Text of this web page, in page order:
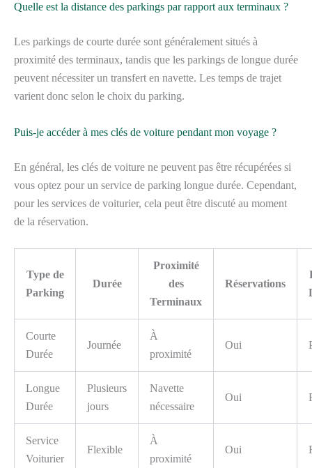
Quelle est la distance des parkings par rapport aux terminaux ?
Les parkings de courte durée sont généralement situés à
proximité des terminaux, tandis que les parkings de longue durée
peuvent nécessiter un transfert en navette. Les temps de trajet
varient donc selon le choix du parking.
Puis-je accéder à mes clés de voiture pendant mon voyage ?
En général, les clés de voiture ne peuvent pas être récupérées si
vous optez pour un service de parking longue durée. Cependant,
pour les services de voiturier, cela peut être discuté au moment
de la réservation.
Type de
Parking
Durée
Proximité
des
Terminaux
Réservations
Courte
Durée
Journée
À
proximité
Oui
Longue
Durée
Plusieurs
jours
Navette
nécessaire
Oui
Service
Voiturier
Flexible
À
proximité
Oui